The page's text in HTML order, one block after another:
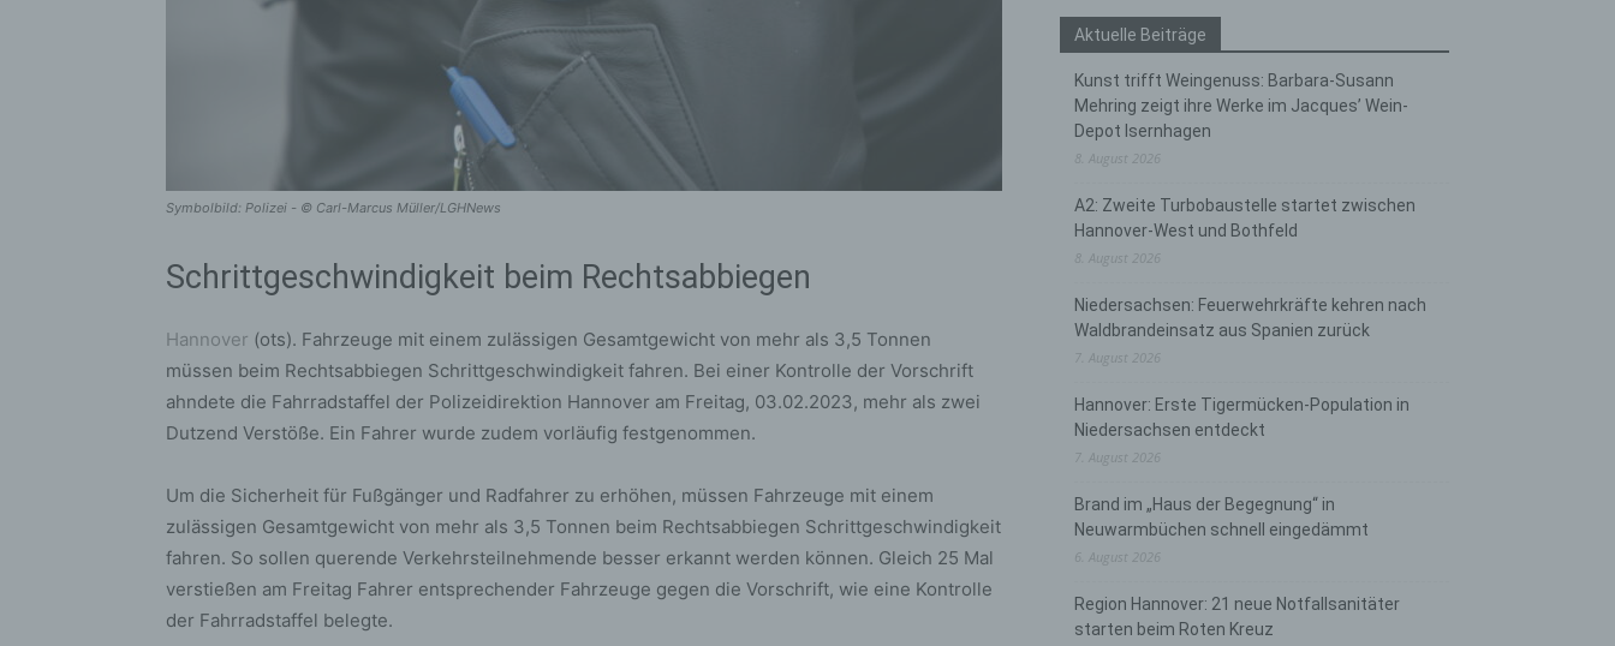
Symbolbild: Polizei - © Carl-Marcus Müller/LGHNews
Schrittgeschwindigkeit beim Rechtsabbiegen
Hannover (ots). Fahrzeuge mit einem zulässigen Gesamtgewicht von mehr als 3,5 Tonnen
müssen beim Rechtsabbiegen Schrittgeschwindigkeit fahren. Bei einer Kontrolle der Vorschrift
ahndete die Fahrradstaffel der Polizeidirektion Hannover am Freitag, 03.02.2023, mehr als zwei
Dutzend Verstöße. Ein Fahrer wurde zudem vorläufig festgenommen.
Um die Sicherheit für Fußgänger und Radfahrer zu erhöhen, müssen Fahrzeuge mit einem
zulässigen Gesamtgewicht von mehr als 3,5 Tonnen beim Rechtsabbiegen Schrittgeschwindigkeit
fahren. So sollen querende Verkehrsteilnehmende besser erkannt werden können. Gleich 25 Mal
verstießen am Freitag Fahrer entsprechender Fahrzeuge gegen die Vorschrift, wie eine Kontrolle
der Fahrradstaffel belegte.
Aktuelle Beiträge
Kunst trifft Weingenuss: Barbara-Susann
Mehring zeigt ihre Werke im Jacques’ Wein-
Depot Isernhagen
8. August 2026
A2: Zweite Turbobaustelle startet zwischen
Hannover-West und Bothfeld
8. August 2026
Niedersachsen: Feuerwehrkräfte kehren nach
Waldbrandeinsatz aus Spanien zurück
7. August 2026
Hannover: Erste Tigermücken-Population in
Niedersachsen entdeckt
7. August 2026
Brand im „Haus der Begegnung“ in
Neuwarmbüchen schnell eingedämmt
6. August 2026
Region Hannover: 21 neue Notfallsanitäter
starten beim Roten Kreuz